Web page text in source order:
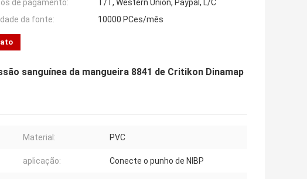
de pagamento:
T/T, Western Union, Paypal, L/C
da fonte:
10000 PCes/mês
sanguínea da mangueira 8841 de Critikon Dinamap
Material: PVC
aplicação: Conecte o punho de NIBP